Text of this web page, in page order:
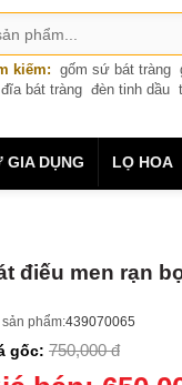
kiếm: gốm sứ bát tràng
bát tràng đèn tinh dầu
GIA DỤNG LỌ HOA
điếu men rạn
sản phẩm:439070065
gốc: 750,000 đ